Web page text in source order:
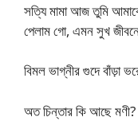
সত্যি মামা আজ তুমি
পেলাম গো, এমন সুখ
বিমল ভাগ্নীর গুদে বাঁড়া
অত চিন্তার কি আছে